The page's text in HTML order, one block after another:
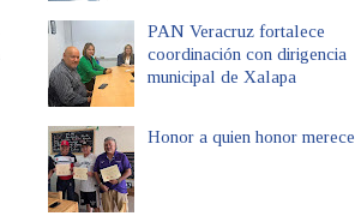
PAN Veracruz fortalece
coordinación con dirigencia
municipal de Xalapa
Honor a quien honor merece